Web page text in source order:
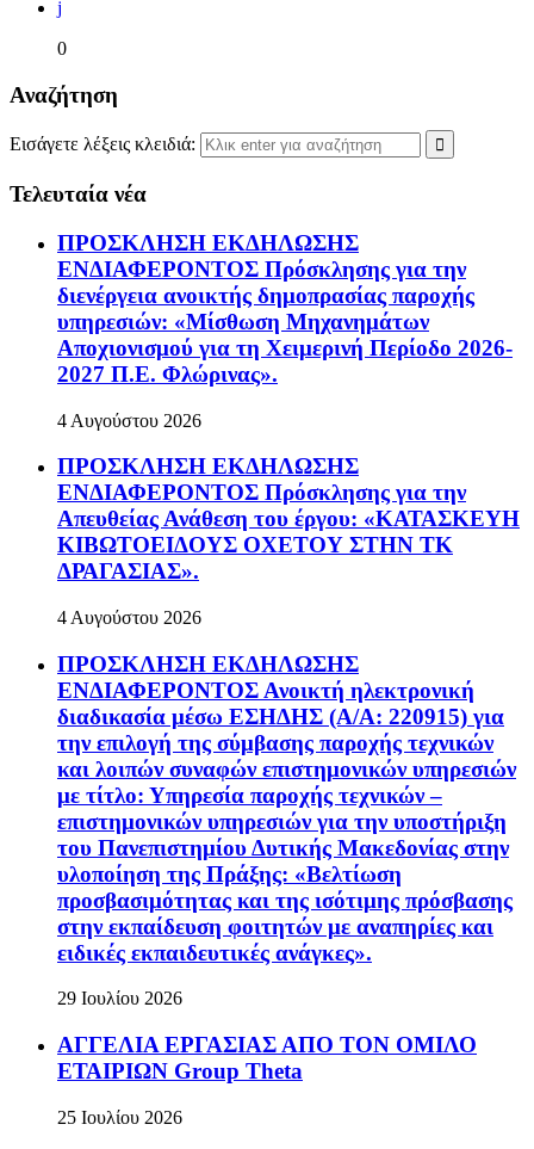
j
0
Αναζήτηση
Εισάγετε λέξεις κλειδιά:
Τελευταία νέα
ΠΡΟΣΚΛΗΣΗ ΕΚΔΗΛΩΣΗΣ
ΕΝΔΙΑΦΕΡΟΝΤΟΣ Πρόσκλησης για την
διενέργεια ανοικτής δημοπρασίας παροχής
υπηρεσιών: «Μίσθωση Μηχανημάτων
Αποχιονισμού για τη Χειμερινή Περίοδο 2026-
2027 Π.Ε. Φλώρινας».
4 Αυγούστου 2026
ΠΡΟΣΚΛΗΣΗ ΕΚΔΗΛΩΣΗΣ
ΕΝΔΙΑΦΕΡΟΝΤΟΣ Πρόσκλησης για την
Απευθείας Ανάθεση του έργου: «ΚΑΤΑΣΚΕΥΗ
ΚΙΒΩΤΟΕΙΔΟΥΣ ΟΧΕΤΟΥ ΣΤΗΝ ΤΚ
ΔΡΑΓΑΣΙΑΣ».
4 Αυγούστου 2026
ΠΡΟΣΚΛΗΣΗ ΕΚΔΗΛΩΣΗΣ
ΕΝΔΙΑΦΕΡΟΝΤΟΣ Ανοικτή ηλεκτρονική
διαδικασία μέσω ΕΣΗΔΗΣ (Α/Α: 220915) για
την επιλογή της σύμβασης παροχής τεχνικών
και λοιπών συναφών επιστημονικών υπηρεσιών
με τίτλο: Υπηρεσία παροχής τεχνικών –
επιστημονικών υπηρεσιών για την υποστήριξη
του Πανεπιστημίου Δυτικής Μακεδονίας στην
υλοποίηση της Πράξης: «Βελτίωση
προσβασιμότητας και της ισότιμης πρόσβασης
στην εκπαίδευση φοιτητών με αναπηρίες και
ειδικές εκπαιδευτικές ανάγκες».
29 Ιουλίου 2026
ΑΓΓΕΛΙΑ ΕΡΓΑΣΙΑΣ ΑΠΟ ΤΟΝ ΟΜΙΛΟ
ΕΤΑΙΡΙΩΝ Group Theta
25 Ιουλίου 2026